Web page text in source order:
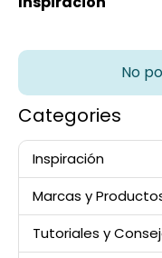
No
Categories
Inspiración
Marcas y
Tutoriales y